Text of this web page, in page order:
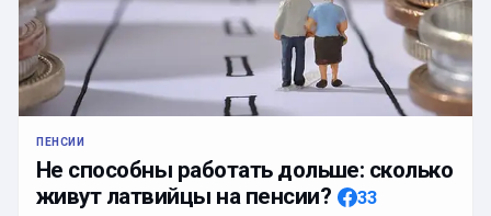
ПЕНСИИ
Не способны работать дольше: сколько
живут латвийцы на пенсии?
33